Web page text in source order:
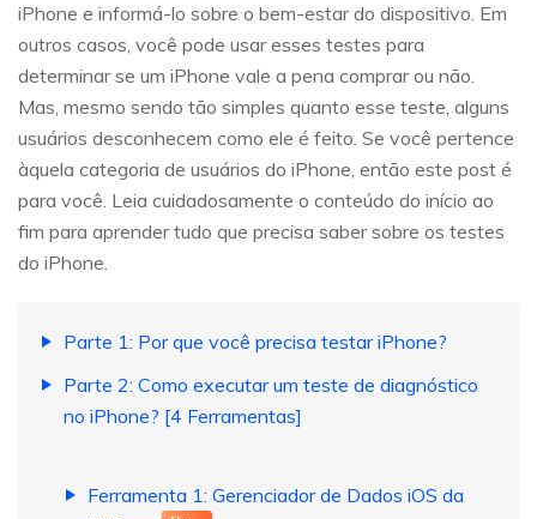
iPhone e informá-lo sobre o bem-estar do dispositivo. Em
outros casos, você pode usar esses testes para
determinar se um iPhone vale a pena comprar ou não.
Mas, mesmo sendo tão simples quanto esse teste, alguns
usuários desconhecem como ele é feito. Se você pertence
àquela categoria de usuários do iPhone, então este post é
para você. Leia cuidadosamente o conteúdo do início ao
fim para aprender tudo que precisa saber sobre os testes
do iPhone.
Parte 1: Por que você precisa testar iPhone?
Parte 2: Como executar um teste de diagnóstico
no iPhone? [4 Ferramentas]
Ferramenta 1: Gerenciador de Dados iOS da